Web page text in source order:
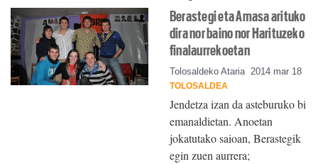
Berastegi eta Amasa arituko
dira nor baino nor Harituzeko
finalaurrekoetan
Tolosaldeko Ataria 2014 mar 18
TOLOSALDEA
Jendetza izan da asteburuko bi
emanaldietan. Anoetan
jokatutako saioan, Berastegik
egin zuen aurrera;